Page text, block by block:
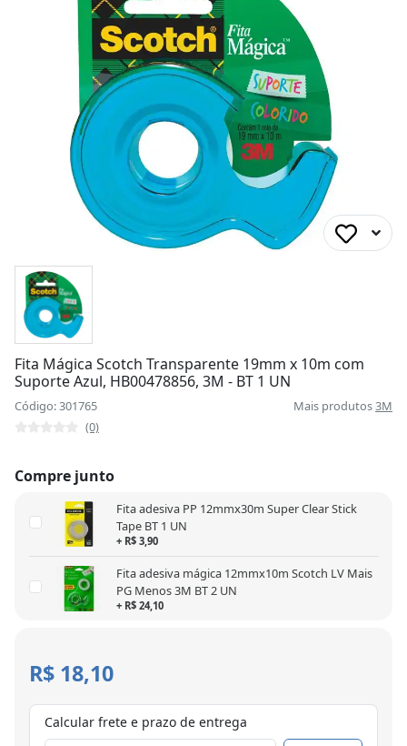
Fita Mágica Scotch Transparente 19mm x 10m com
Suporte Azul, HB00478856, 3M - BT 1 UN
Código: 301765 Mais produtos3M
(0)
Compre junto
Fita adesiva PP 12mmx30m Super Clear Stick
Tape BT 1 UN
+ R$ 3,90
Fita adesiva mágica 12mmx10m Scotch LV Mais
PG Menos 3M BT 2 UN
+ R$ 24,10
R$ 18,10
Calcular frete e prazo de entrega